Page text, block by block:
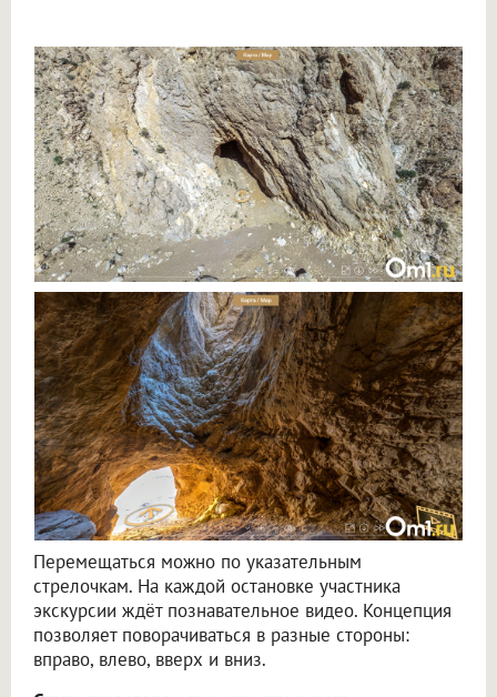
Перемещаться можно по указательным
стрелочкам. На каждой остановке участника
экскурсии ждёт познавательное видео. Концепция
позволяет поворачиваться в разные стороны:
вправо, влево, вверх и вниз.